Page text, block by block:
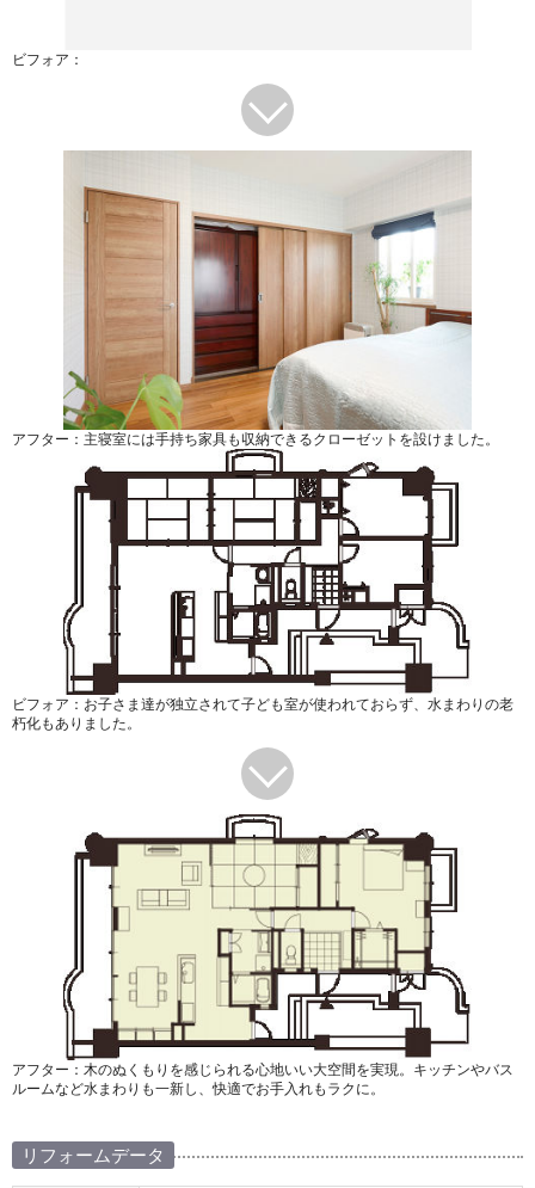
ビフォア：
アフター：主寝室には手持ち家具も収納できるクローゼットを設けました。
ビフォア：お子さま達が独立されて子ども室が使われておらず、水まわりの老
朽化もありました。
アフター：木のぬくもりを感じられる心地いい大空間を実現。キッチンやバス
ルームなど水まわりも一新し、快適でお手入れもラクに。
リフォームデータ